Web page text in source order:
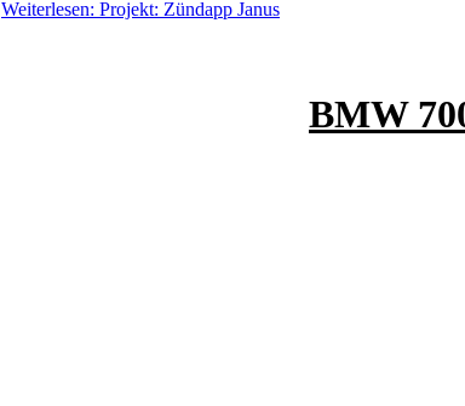
Weiterlesen: Projekt: Zündapp Janus
BMW